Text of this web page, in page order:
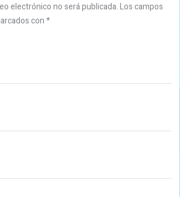
electrónico no será publicada.Los campos
con*